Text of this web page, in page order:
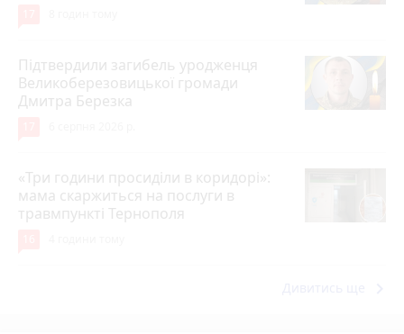
Підтвердили загибель уродженця
Великоберезовицької громади
Дмитра Березка
«Три години просиділи в коридорі»:
мама скаржиться на послуги в
травмпункті Тернополя